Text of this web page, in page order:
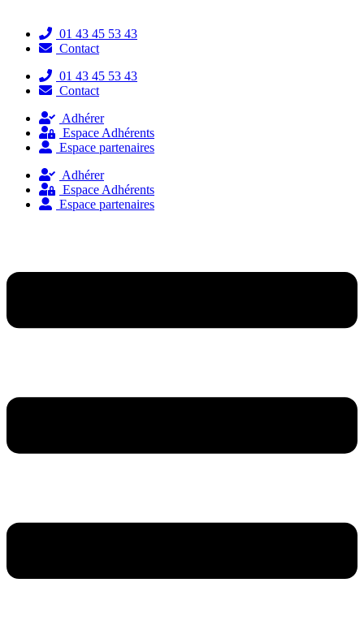
01 43 45 53 43
Contact
01 43 45 53 43
Contact
Adhérer
Espace Adhérents
Espace partenaires
Adhérer
Espace Adhérents
Espace partenaires